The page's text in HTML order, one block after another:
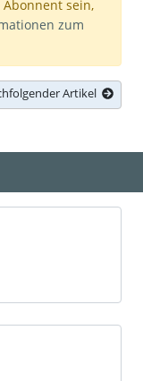
sein,
zum
Artikel